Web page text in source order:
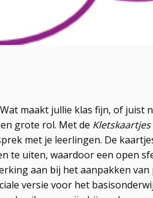
maakt jullie klas fijn, of juist
grote rol. Met de
met je leerlingen. De
te uiten, waardoor een open
aan bij het aanpakken van
versie voor het